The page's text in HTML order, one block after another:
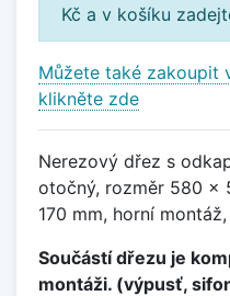
Kč a v košíku
Můžete také zakoupit
klikněte zde
Nerezový dřez s
otočný, rozměr 580 x
170 mm, horní
Součástí dřezu je
montáži. (výpusť,